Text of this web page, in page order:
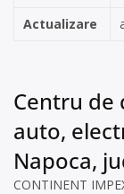
Actualizare
Centru de
auto,
Napoca,
CONTINENT